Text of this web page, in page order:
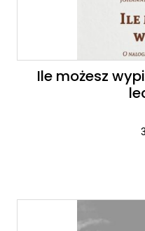
Ile możesz